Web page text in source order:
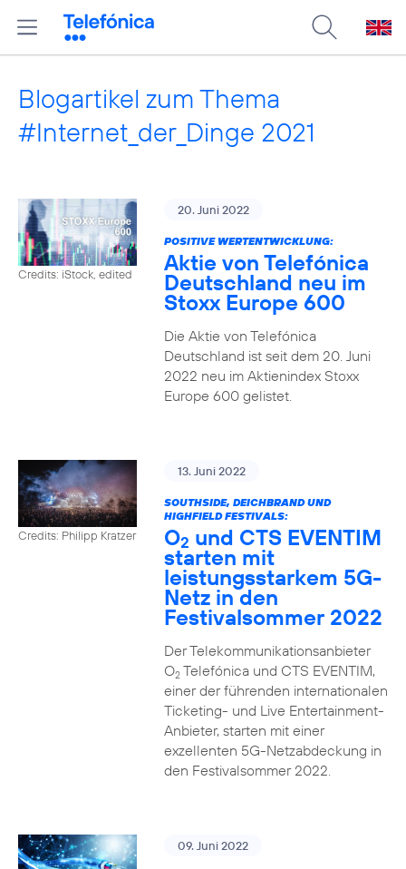
Blogartikel zum Thema
#Internet_der_Dinge 2021
Credits: iStock, edited
20. Juni 2022
POSITIVE WERTENTWICKLUNG:
Aktie von Telefónica
Deutschland neu im
Stoxx Europe 600
Die Aktie von Telefónica
Deutschland ist seit dem 20. Juni
2022 neu im Aktienindex Stoxx
Europe 600 gelistet.
Credits: Philipp Kratzer
13. Juni 2022
SOUTHSIDE, DEICHBRAND UND
HIGHFIELD FESTIVALS:
O2 und CTS EVENTIM
starten mit
leistungsstarkem 5G-
Netz in den
Festivalsommer 2022
Der Telekommunikationsanbieter
O2Telefónica und CTS EVENTIM,
einer der führenden internationalen
Ticketing- und Live Entertainment-
Anbieter, starten mit einer
exzellenten 5G-Netzabdeckung in
den Festivalsommer 2022.
09. Juni 2022